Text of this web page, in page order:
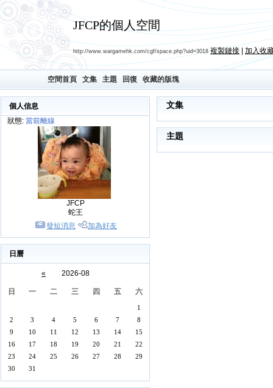
JFCP的個人空間
http://www.wargamehk.com/cgf/space.php?uid=3018 複製鏈接 加入收
空間首頁 文集 主題 回復 收藏的版塊
個人信息
狀態: 當前離線
JFCP
蛇王
發短消息
加為好友
日曆
« 2026-08
日 一 二 三 四 五 六
1
2
3 4 5 6 7
8
9
10 11 12 13 14
15
16
17 18 19 20 21
22
23
24 25 26 27 28
29
30
31
文集
主題